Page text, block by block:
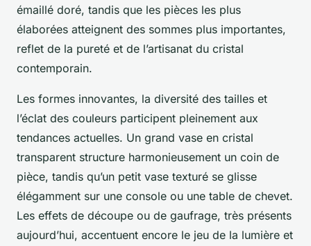
émaillé doré, tandis que les pièces les plus
élaborées atteignent des sommes plus importantes,
reflet de la pureté et de l’artisanat du cristal
contemporain.
Les formes innovantes, la diversité des tailles et
l’éclat des couleurs participent pleinement aux
tendances actuelles. Un grand vase en cristal
transparent structure harmonieusement un coin de
pièce, tandis qu’un petit vase texturé se glisse
élégamment sur une console ou une table de chevet.
Les effets de découpe ou de gaufrage, très présents
aujourd’hui, accentuent encore le jeu de la lumière et